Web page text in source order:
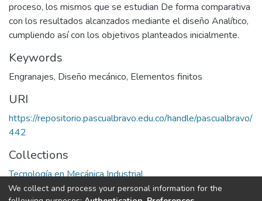
proceso, los mismos que se estudian De forma comparativa
con los resultados alcanzados mediante el diseño Analítico,
cumpliendo así con los objetivos planteados inicialmente.
Keywords
Engranajes, Diseño mecánico, Elementos finitos
URI
https://repositorio.pascualbravo.edu.co/handle/pascualbravo/
442
Collections
Tecnología en Mecánica Industrial
We collect and process your personal information for the